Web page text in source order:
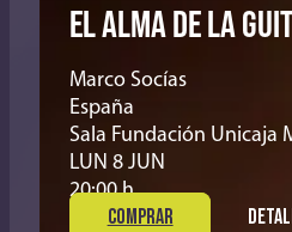
EL ALMA DE LA
Marco Socías
España
Sala Fundación Unicaja
LUN 8 JUN
20:00 h
COMPRAR